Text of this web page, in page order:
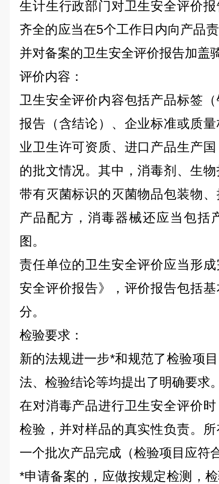
生计生行政部门对卫生安全评价
齐全的应当在5个工作日内向产品
并对备案的卫生安全评价报告加盖
评价内容：
卫生安全评价内容包括产品标签
报告（含结论）、企业标准或质
业卫生许可资质、进口产品生产
的批文情况。其中，消毒剂、生
带有灭菌标识的灭菌物品包装物
产品配方，消毒器械还应当包括
图。
责任单位的卫生安全评价应当形
安全评价报告》，评价报告包括
分。
检验要求：
新的法规进一步*和规范了检验项
法、检验结论等均提出了明确要求
在对消毒产品进行卫生安全评价
检验，并对样品的真实性负责。
一个批次产品完成（检验项目应符
*申请备案的，应做按规定检测，